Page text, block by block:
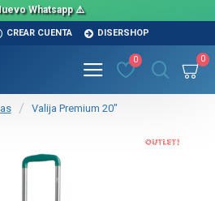
Whatsapp ⚠️
CREAR CUENTA DISERSHOP
0 0
Valija Premium 20"
OUT